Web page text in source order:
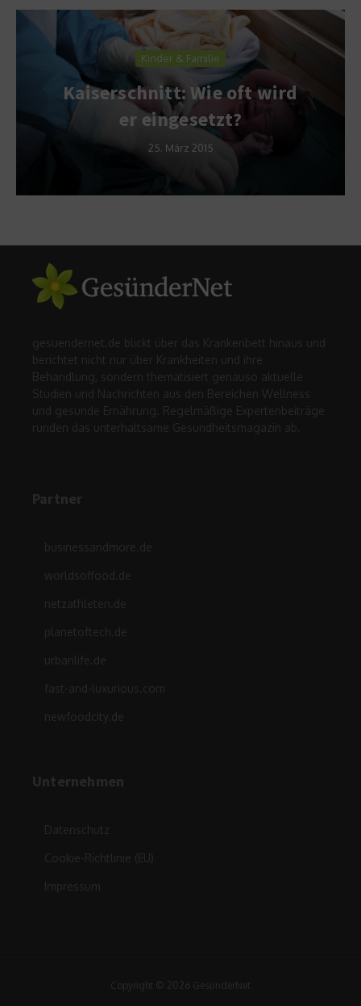
Kinder & Familie
Kaiserschnitt: Wie oft wird
er eingesetzt?
25. März 2015
gesuendernet.de blickt über das Krankenbett hinaus und
berichtet nicht nur über Krankheiten und ihre
Behandlung, sondern thematisiert genauso aktuelle
Studien und Nachrichten aus den Bereichen Wellness
und gesunde Ernährung. Regelmäßige Expertenbeiträge
runden das unterhaltsame Gesundheitsmagazin ab.
Partner
businessandmore.de
worldsoffood.de
netzathleten.de
planetoftech.de
urbanlife.de
fast-and-luxurious.com
newfoodcity.de
Unternehmen
Datenschutz
Cookie-Richtlinie (EU)
Impressum
Copyright © 2026 GesünderNet